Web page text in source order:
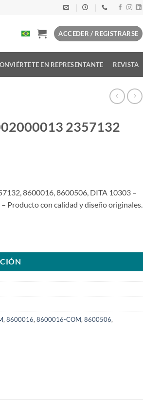
ACCEDER / REGISTRARSE
EN REPRESENTANTE REVISTA
2357132
8600016, 8600506, DITA 10303 –
Producto con calidad y diseño originales.
, 8600016, 8600016-COM, 8600506,